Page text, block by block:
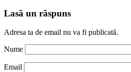
Lasă un răspuns
Adresa ta de email nu va fi publicată.
Nume
Email